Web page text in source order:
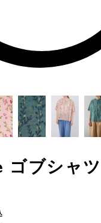
ゴブシャツ